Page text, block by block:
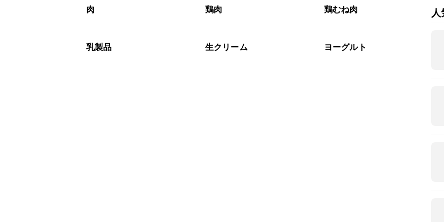
肉 鶏肉 鶏むね肉
乳製品 生クリーム ヨーグルト